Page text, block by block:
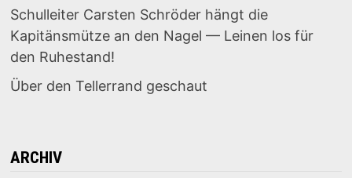
Schulleiter Carsten Schröder hängt die
Kapitänsmütze an den Nagel — Leinen los für
den Ruhestand!
Über den Tellerrand geschaut
ARCHIV